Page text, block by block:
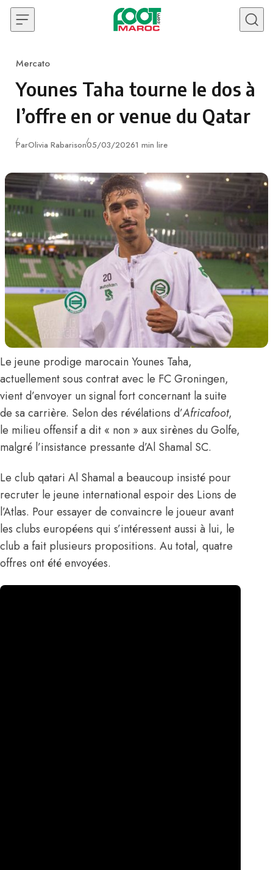
Skip to content
Category
Mercato
Younes Taha tourne le dos à
l’offre en or venue du Qatar
ParOlivia RabarisonPublié
05/03/20261 min lire
Le jeune prodige marocain Younes Taha,
actuellement sous contrat avec le FC Groningen,
vient d’envoyer un signal fort concernant la suite
de sa carrière. Selon des révélations d’Africafoot,
le milieu offensif a dit « non » aux sirènes du Golfe,
malgré l’insistance pressante d’Al Shamal SC.
Le club qatari Al Shamal a beaucoup insisté pour
recruter le jeune international espoir des Lions de
l’Atlas. Pour essayer de convaincre le joueur avant
les clubs européens qui s’intéressent aussi à lui, le
club a fait plusieurs propositions. Au total, quatre
offres ont été envoyées.